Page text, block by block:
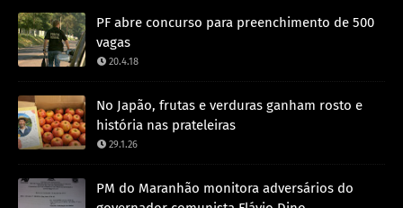
PF abre concurso para preenchimento de 500
vagas
20.4.18
No Japão, frutas e verduras ganham rosto e
história nas prateleiras
29.1.26
PM do Maranhão monitora adversários do